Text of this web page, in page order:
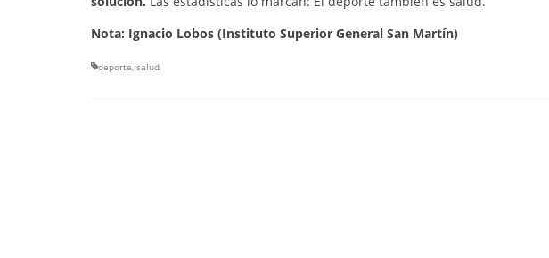
Nota: Ignacio Lobos (Instituto Superior General San Martín)
deporte salud